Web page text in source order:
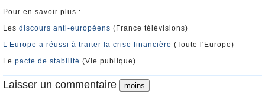
Pour en savoir plus :
Les discours anti-européens (France télévisions)
L’Europe a réussi à traiter la crise financière (Toute l'Europe)
Le pacte de stabilité (Vie publique)
Laisser un commentaire